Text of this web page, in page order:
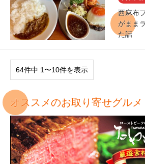
西麻布
がまま
た話
64件中 1〜10件を表示
オススメのお取り寄せグルメ